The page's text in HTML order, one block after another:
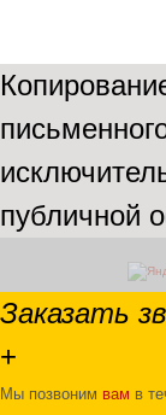
публичной
Заказать
+
Мы позвоним вам в